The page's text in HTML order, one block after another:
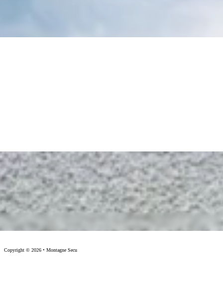
Copyright © 2026 • Montagne Secu